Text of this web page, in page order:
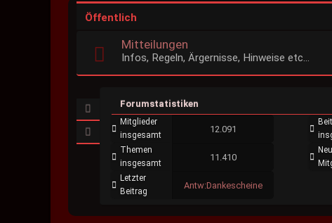
Öffentlich
Mitteilungen
Infos, Regeln, Ärgernisse, Hinweise etc...
Forumstatistiken
Mitglieder
insgesamt
12.091
Themen
insgesamt
11.410
Letzter
Beitrag
Antw:Dankescheine